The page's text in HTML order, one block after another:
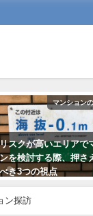
マンション
スクが高いエリアで
を検討する際、押さ
き3つの視点
ン探訪